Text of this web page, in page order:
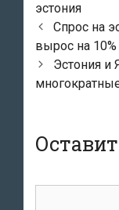
эстония
Навигация
по
записям
Спрос на
вырос на 10%
Эстония и